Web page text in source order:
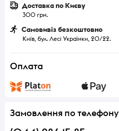
Доставка по Києву
300 грн.
Самовивіз безкоштовно
Київ, бул. Лесі Українки, 20/22.
Оплата
Замовлення по телефону